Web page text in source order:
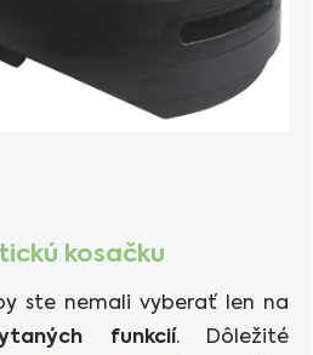
kosačku
ste nemali vyberať len na
funkcií. Dôležité